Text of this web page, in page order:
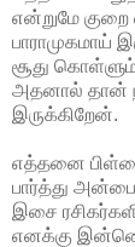
என்றுமே
பாராமுகமாய்
சூது
அதனால் தான்
இருக்கிறேன்.
எத்தனை
பார்த்து
இசை
எனக்கு